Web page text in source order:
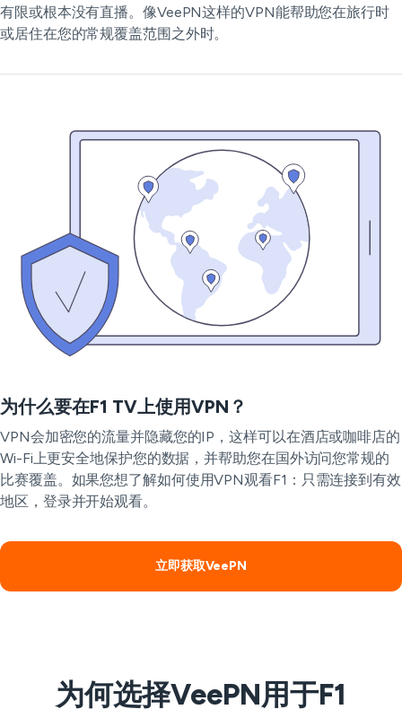
有限或根本没有直播。像VeePN这样的VPN能帮助您在旅行时
或居住在您的常规覆盖范围之外时。
为什么要在F1 TV上使用VPN？
VPN会加密您的流量并隐藏您的IP，这样可以在酒店或咖啡店的
Wi-Fi上更安全地保护您的数据，并帮助您在国外访问您常规的
比赛覆盖。如果您想了解如何使用VPN观看F1：只需连接到有效
地区，登录并开始观看。
立即获取VeePN
为何选择VeePN用于F1